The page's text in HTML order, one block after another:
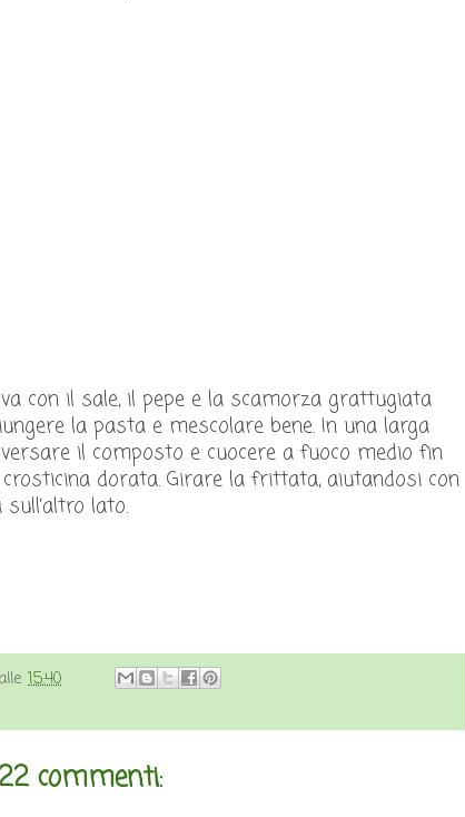
con il sale, il pepe e la scamorza grattugiata
la pasta e mescolare bene. In una larga
il composto e cuocere a fuoco medio fin
dorata. Girare la frittata, aiutandosi con
lato.
alle15:40
commenti: